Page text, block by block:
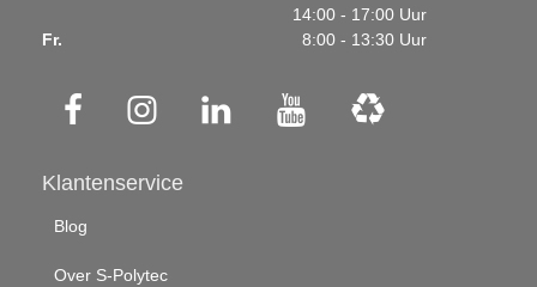
14:00 - 17:00 Uur
Fr.
8:00 - 13:30 Uur
Klantenservice
Blog
Over S-Polytec